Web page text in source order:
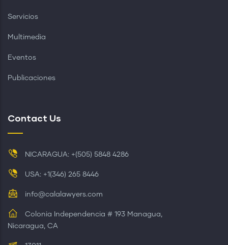
Servicios
Multimedia
Eventos
Publicaciones
Contact Us
NICARAGUA: +(505) 5848 4286
USA: +1(346) 265 8446
info@calalawyers.com
Colonia Independencia # 193 Managua,
Nicaragua, CA